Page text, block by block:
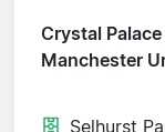
Crystal Palace
Manchester
Selhurst